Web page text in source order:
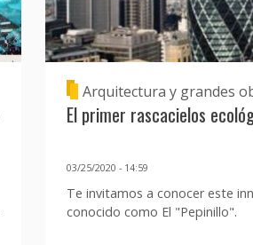
Arquitectura y grandes
El primer rascacielos
03/25/2020 - 14:59
Te invitamos a conocer este
conocido como El "Pepinillo".